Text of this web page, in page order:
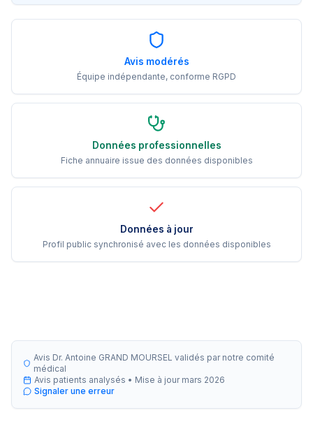
Avis modérés
Équipe indépendante, conforme RGPD
Données professionnelles
Fiche annuaire issue des données disponibles
Données à jour
Profil public synchronisé avec les données disponibles
Avis Dr. Antoine GRAND MOURSEL validés par notre comité
médical
Avis patients analysés • Mise à jour mars 2026
Signaler une erreur